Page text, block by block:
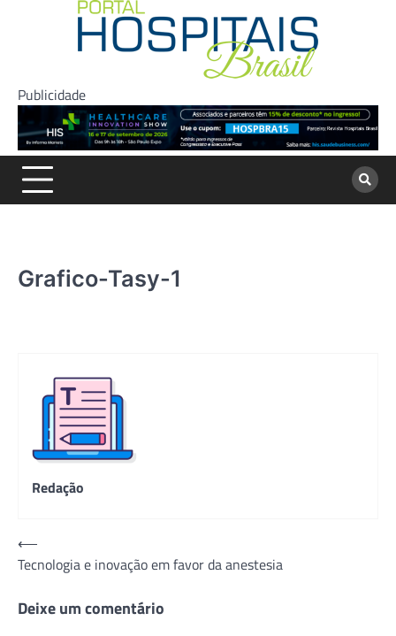
Publicidade
Grafico-Tasy-1
Redação
Navegação
de
Post
⟵
Tecnologia e inovação em favor da anestesia
Deixe um comentário